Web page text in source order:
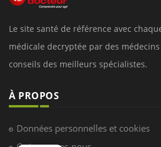
Le site santé de référence avec
médicale decryptée par des
conseils des meilleurs spécialistes.
À PROPOS
Données personnelles et cookies